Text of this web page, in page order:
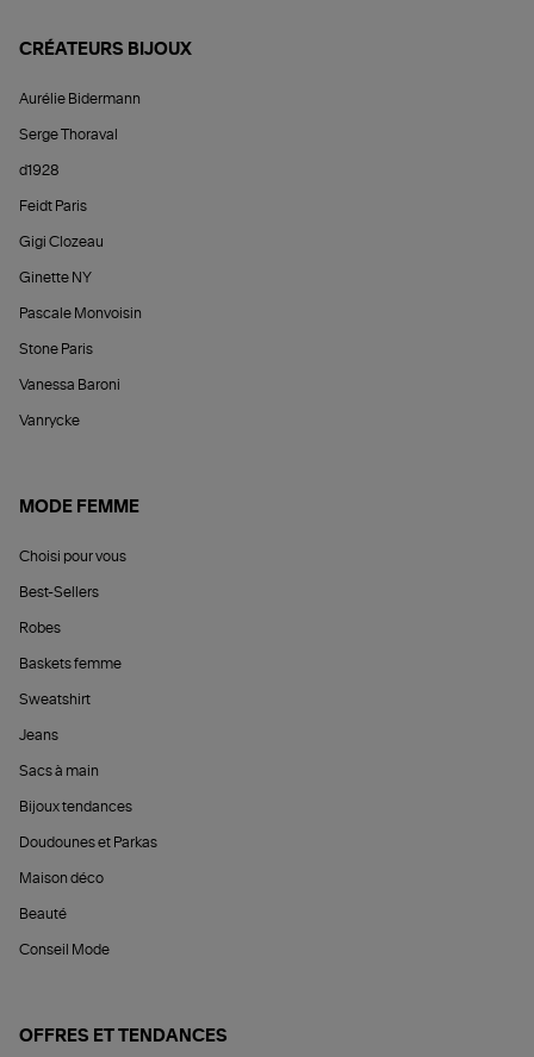
CRÉATEURS BIJOUX
Aurélie Bidermann
Serge Thoraval
d1928
Feidt Paris
Gigi Clozeau
Ginette NY
Pascale Monvoisin
Stone Paris
Vanessa Baroni
Vanrycke
MODE FEMME
Choisi pour vous
Best-Sellers
Robes
Baskets femme
Sweatshirt
Jeans
Sacs à main
Bijoux tendances
Doudounes et Parkas
Maison déco
Beauté
Conseil Mode
OFFRES ET TENDANCES